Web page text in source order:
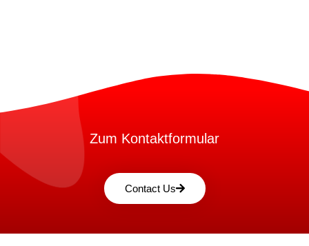
Zum Kontaktformular
Contact Us